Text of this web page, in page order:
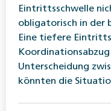
Eintrittsschwelle
obligatorisch in der
Eine tiefere
Unterscheidung
könnten die